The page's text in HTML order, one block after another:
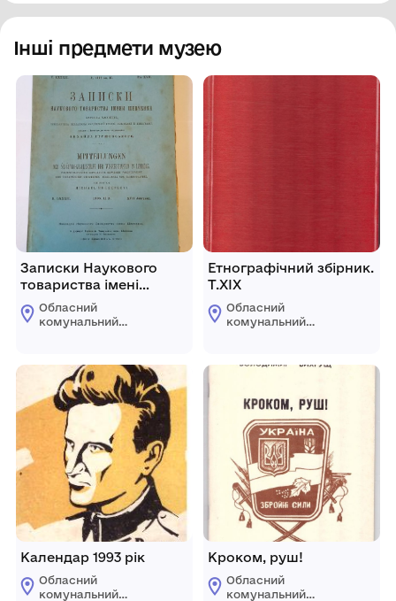
Інші предмети музею
Записки Наукового
товариства імені
Шевченка
Обласний
комунальний
Володимира
Гнатюка
Календар 1993 рік
Обласний
комунальний
Етнографічний збірник.
Т.ХІХ
Обласний
комунальний
Володимира
Кроком, руш!
Обласний
комунальний